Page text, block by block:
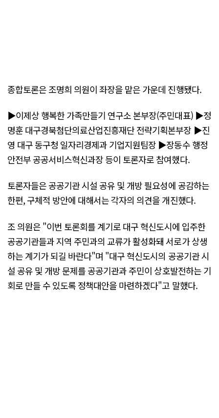
종합토론은 조명희 의원이 좌장을 맡은 가운데 진행됐다.
▶이제상 행복한 가족만들기 연구소 본부장(주민대표) ▶정
명훈 대구경북첨단의료산업진흥재단 전략기획본부장 ▶진
영 대구 동구청 일자리경제과 기업지원팀장 ▶장동수 행정
안전부 공공서비스혁신과장 등이 토론자로 참여했다.
토론자들은 공공기관 시설 공유 및 개방 필요성에 공감하는
한편, 구체적 방안에 대해서는 각자의 의견을 개진했다.
조 의원은 "이번 토론회를 계기로 대구 혁신도시에 입주한
공공기관들과 지역 주민과의 교류가 활성화돼 서로가 상생
하는 계기가 되길 바란다"며 "대구 혁신도시의 공공기관 시
설 공유 및 개방 문제를 공공기관과 주민이 상호발전하는 기
회로 만들 수 있도록 정책대안을 마련하겠다"고 말했다.